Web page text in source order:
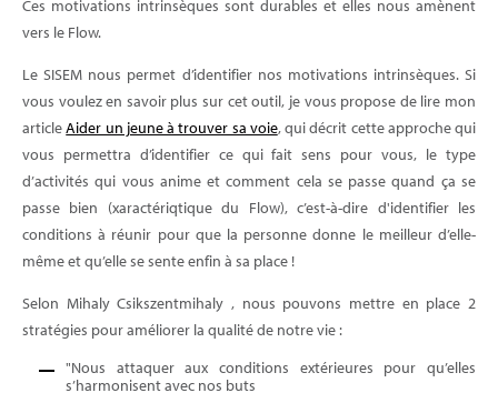
Ces motivations intrinsèques sont durables et elles nous amènent
vers le Flow.
Le SISEM nous permet d’identifier nos motivations intrinsèques. Si
vous voulez en savoir plus sur cet outil, je vous propose de lire mon
articleAider un jeune à trouver sa voie, qui décrit cette approche qui
vous permettra d’identifier ce qui fait sens pour vous, le type
d’activités qui vous anime et comment cela se passe quand ça se
passe bien (xaractériqtique du Flow), c’est-à-dire d'identifier les
conditions à réunir pour que la personne donne le meilleur d’elle-
même et qu’elle se sente enfin à sa place !
Selon Mihaly Csikszentmihaly , nous pouvons mettre en place 2
stratégies pour améliorer la qualité de notre vie :
"Nous attaquer aux conditions extérieures pour qu’elles
s’harmonisent avec nos buts